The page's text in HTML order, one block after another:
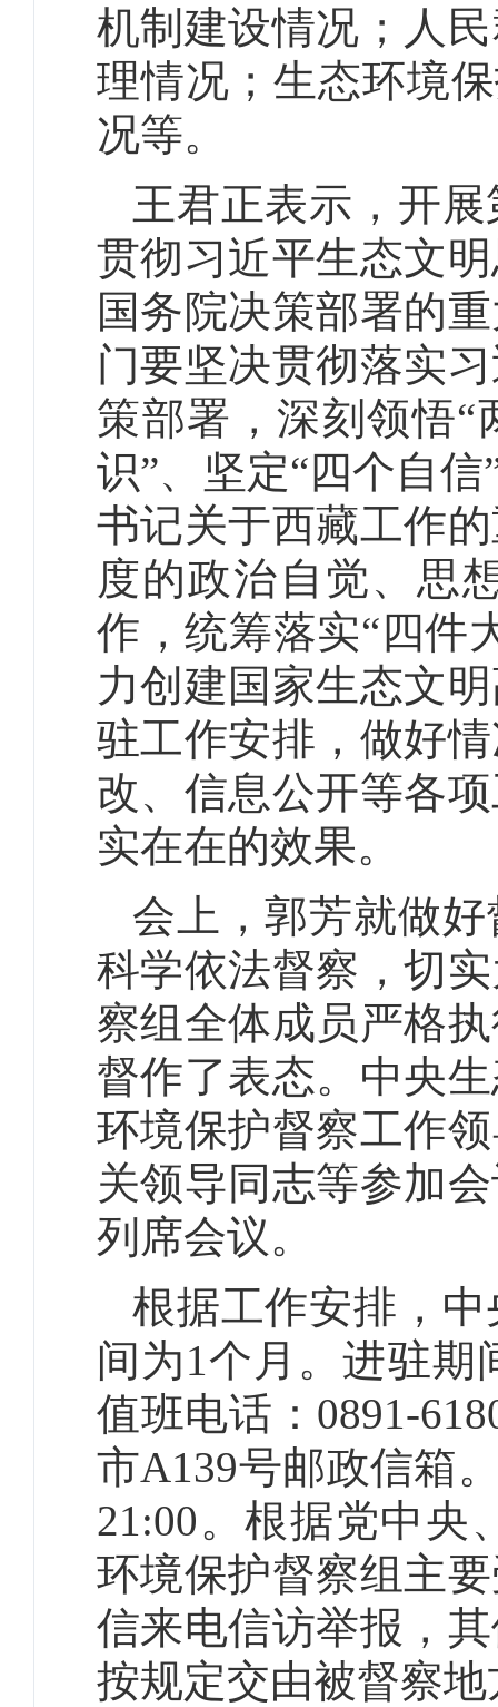
机制建设情况；人
理情况；生态环境
况等。
王君正表示，开
贯彻习近平生态文
国务院决策部署的
门要坚决贯彻落实
策部署，深刻领悟“
识”、坚定“四个自
书记关于西藏工作
度的政治自觉、思
作，统筹落实“四件
力创建国家生态文
驻工作安排，做好
改、信息公开等各
实在在的效果。
会上，郭芳就做
科学依法督察，切
察组全体成员严格
督作了表态。中央
环境保护督察工作
关领导同志等参加
列席会议。
根据工作安排，
间为1个月。进驻期
值班电话：0891-
市A139号邮政信箱
21:00。根据党中央
环境保护督察组主
信来电信访举报，
按规定交由被督察